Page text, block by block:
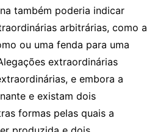
também poderia indicar
arbitrárias, como a
ou uma fenda para uma
extraordinárias
e embora a
e existam dois
formas pelas quais a